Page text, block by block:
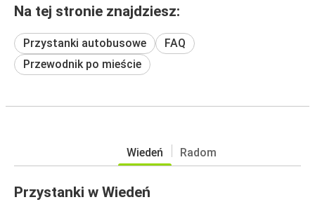
Na tej stronie znajdziesz:
Przystanki autobusowe
FAQ
Przewodnik po mieście
Wiedeń Radom
Przystanki w Wiedeń